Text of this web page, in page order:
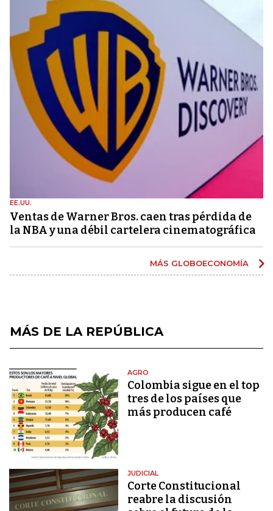
EE.UU.
Ventas de Warner Bros. caen tras pérdida de
la NBA y una débil cartelera cinematográfica
MÁS GLOBOECONOMÍA
MÁS DE LA REPÚBLICA
AGRO
Colombia sigue en el top
tres de los países que
más producen café
JUDICIAL
Corte Constitucional
reabre la discusión